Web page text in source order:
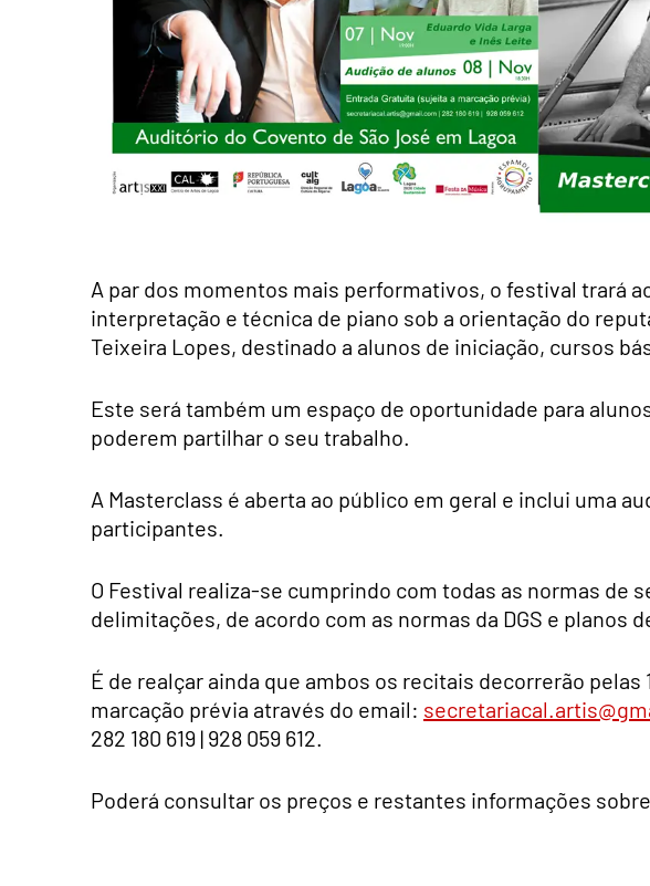
A par dos momentos mais performativos, o festival trará
interpretação e técnica de piano sob a orientação do
Teixeira Lopes, destinado a alunos de iniciação, cursos
Este será também um espaço de oportunidade para
poderem partilhar o seu trabalho.
A Masterclass é aberta ao público em geral e inclui uma
participantes.
O Festival realiza-se cumprindo com todas as normas de
delimitações, de acordo com as normas da DGS e planos
É de realçar ainda que ambos os recitais decorrerão
marcação prévia através do email:
282 180 619 | 928 059 612.
Poderá consultar os preços e restantes informações